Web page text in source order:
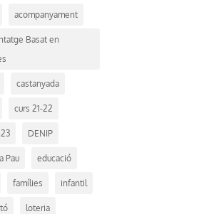
acompanyament
Basat en
castanyada
curs 21-22
DENIP
Pau educació
famílies infantil
loteria